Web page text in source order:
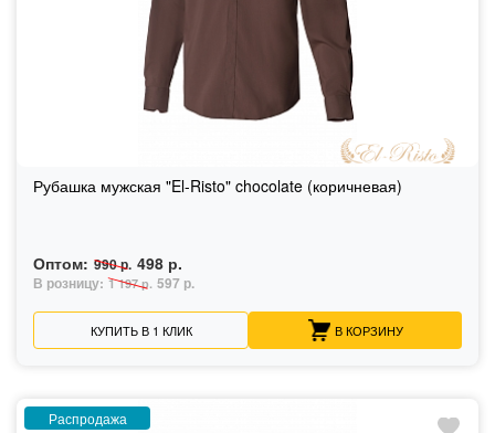
Рубашка мужская "El-Risto" chocolate (коричневая)
Оптом: 990 р. 498 р.
В розницу: 1 197 р. 597 р.
КУПИТЬ В 1 КЛИК В КОРЗИНУ
Распродажа